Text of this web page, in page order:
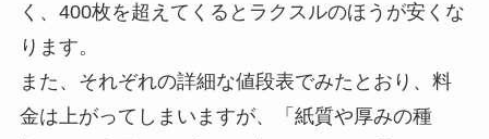
く、400枚を超えてくるとラクスルのほうが安くな
ります。
また、それぞれの詳細な値段表でみたとおり、料
金は上がってしまいますが、「紙質や厚みの種